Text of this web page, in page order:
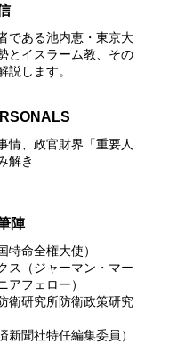
である池内恵・東京⼤
とイスラーム教、その
説します。
情、政官財界「重要人
解き
陣
特命全権大使）
ス（ジャーマン・マー
アフェロー）
衛研究所防衛政策研究
新聞社特任編集委員）